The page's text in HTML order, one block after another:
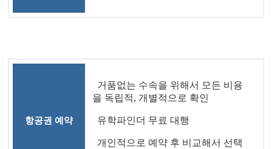
항공권 예약
거품없는 수속을 위해서 모든 비용
을 독립적, 개별적으로 확인
유학파인더 무료 대행
개인적으로 예약 후 비교해서 선택